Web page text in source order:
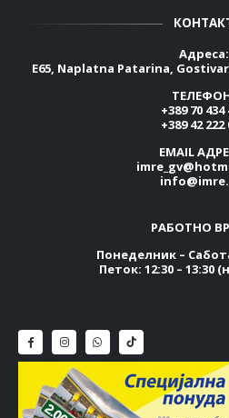
Адреса:
E65, Naplatna Patarina,
+389 70 434
+389 42 222
EMAIL
РАБОТНО
Понеделник –
Петок: 12:30 – 13:30